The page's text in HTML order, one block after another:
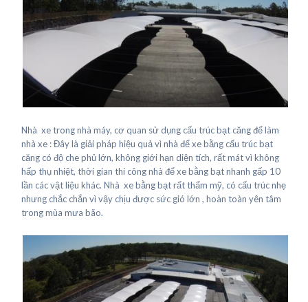
Nhà xe trong nhà máy, cơ quan sử dụng cấu trúc bạt căng để làm
nhà xe : Đây là giải pháp hiệu quả vì nhà để xe bằng cấu trúc bạt
căng có độ che phủ lớn, không giới hạn diện tích, rất mát vì không
hấp thụ nhiệt, thời gian thi công nhà để xe bằng bạt nhanh gấp 10
lần các vật liệu khác. Nhà xe bằng bạt rất thẩm mỹ, có cấu trúc nhẹ
nhưng chắc chắn vì vậy chịu được sức gió lớn , hoàn toàn yên tâm
trong mùa mưa bão.